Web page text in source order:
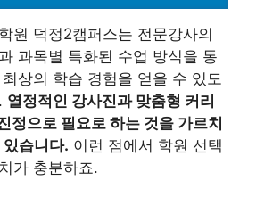
원 덕정2캠퍼스는 전문강사의
과목별 특화된 수업 방식을 통
상의 학습 경험을 얻을 수 있도
열정적인 강사진과 맞춤형 커리
정으로 필요로 하는 것을 가르치
있습니다. 이런 점에서 학원 선택
가 충분하죠.